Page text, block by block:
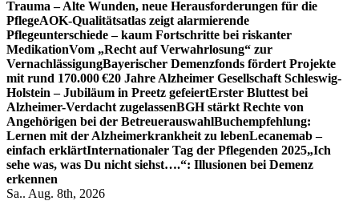
Trauma – Alte Wunden, neue Herausforderungen für die
PflegeAOK-Qualitätsatlas zeigt alarmierende
Pflegeunterschiede – kaum Fortschritte bei riskanter
MedikationVom „Recht auf Verwahrlosung“ zur
VernachlässigungBayerischer Demenzfonds fördert Projekte
mit rund 170.000 €20 Jahre Alzheimer Gesellschaft Schleswig-
Holstein – Jubiläum in Preetz gefeiertErster Bluttest bei
Alzheimer-Verdacht zugelassenBGH stärkt Rechte von
Angehörigen bei der BetreuerauswahlBuchempfehlung:
Lernen mit der Alzheimerkrankheit zu lebenLecanemab –
einfach erklärtInternationaler Tag der Pflegenden 2025„Ich
sehe was, was Du nicht siehst….“: Illusionen bei Demenz
erkennen
Sa.. Aug. 8th, 2026